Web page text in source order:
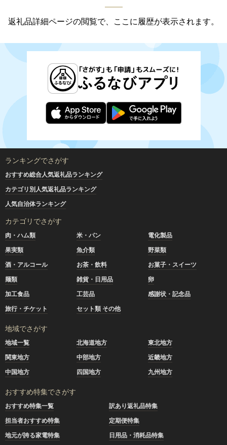
返礼品詳細ページの閲覧で、ここに履歴が表示されます。
ランキングでさがす
おすすめ総合人気返礼品ランキング
カテゴリ別人気返礼品ランキング
人気自治体ランキング
カテゴリでさがす
肉・ハム類 米・パン
電化製品
果実類
魚介類
野菜類
酒・アルコール
お茶・飲料
お菓子・スイーツ
麺類
雑貨・日用品
卵
加工食品
工芸品
感謝状・記念品
旅行・チケット
セット類 その他
地域でさがす
地域一覧 北海道地方
東北地方
関東地方
中部地方
近畿地方
中国地方
四国地方 九州地方
おすすめ特集でさがす
おすすめ特集一覧
訳あり返礼品特集
担当者おすすめ特集
定期便特集
地元が誇る家電特集
日用品・消耗品特集